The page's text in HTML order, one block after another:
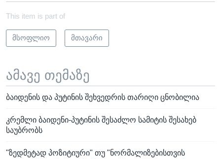
This item is part of
მსოფლიო მთავარი
ამავე თემაზე
ბაიდენის და პუტინის შეხვედრის თარიღი ცნობილია
კრემლი ბაიდენი-პუტინის შესაძლო სამიტის შესახებ
საუბრობს
"ზედმეტად პოზიტიური" თუ "ნორმალიზებისთვის